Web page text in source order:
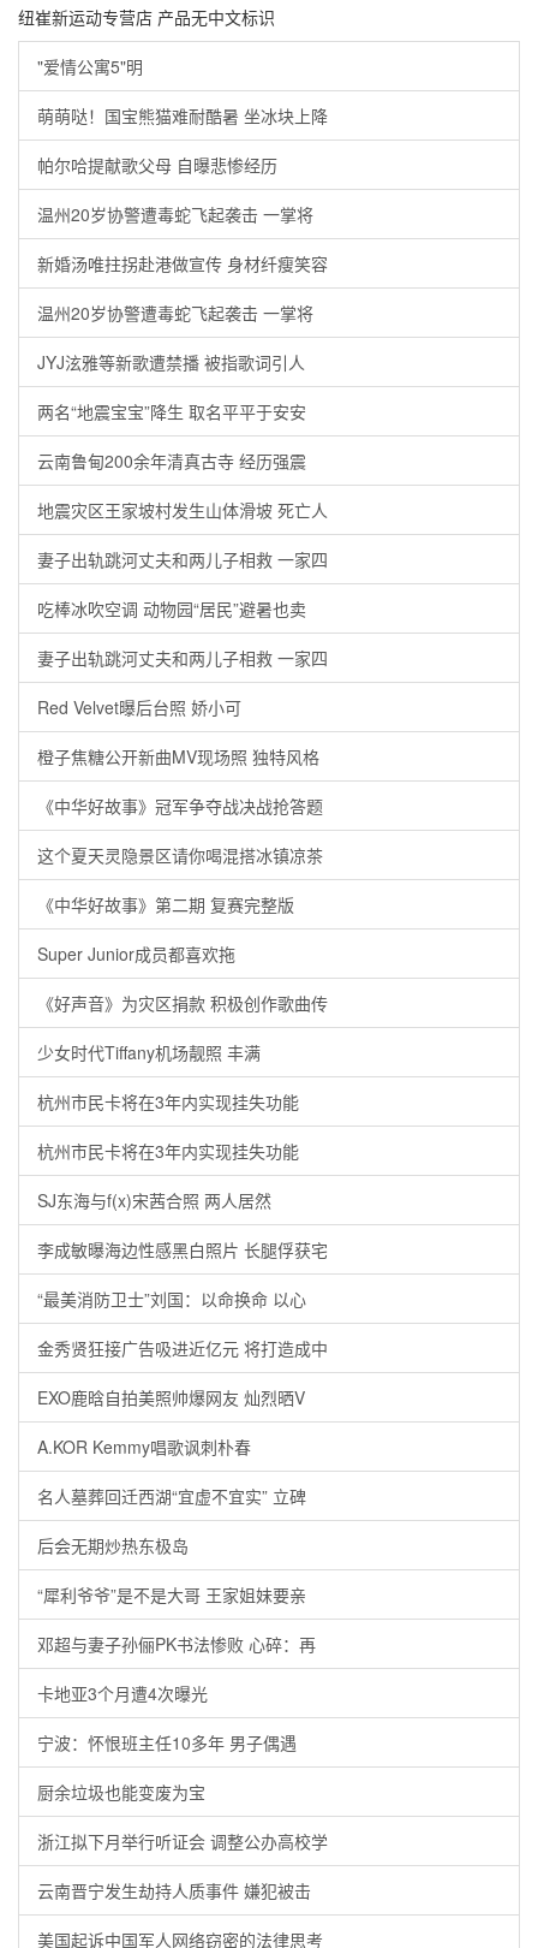
纽崔新运动专营店 产品无中文标识
"爱情公寓5"明
萌萌哒！国宝熊猫难耐酷暑 坐冰块上降
帕尔哈提献歌父母 自曝悲惨经历
温州20岁协警遭毒蛇飞起袭击 一掌将
新婚汤唯拄拐赴港做宣传 身材纤瘦笑容
温州20岁协警遭毒蛇飞起袭击 一掌将
JYJ泫雅等新歌遭禁播 被指歌词引人
两名“地震宝宝”降生 取名平平于安安
云南鲁甸200余年清真古寺 经历强震
地震灾区王家坡村发生山体滑坡 死亡人
妻子出轨跳河丈夫和两儿子相救 一家四
吃棒冰吹空调 动物园“居民”避暑也卖
妻子出轨跳河丈夫和两儿子相救 一家四
Red Velvet曝后台照 娇小可
橙子焦糖公开新曲MV现场照 独特风格
《中华好故事》冠军争夺战决战抢答题
这个夏天灵隐景区请你喝混搭冰镇凉茶
《中华好故事》第二期 复赛完整版
Super Junior成员都喜欢拖
《好声音》为灾区捐款 积极创作歌曲传
少女时代Tiffany机场靓照 丰满
杭州市民卡将在3年内实现挂失功能
杭州市民卡将在3年内实现挂失功能
SJ东海与f(x)宋茜合照 两人居然
李成敏曝海边性感黑白照片 长腿俘获宅
“最美消防卫士”刘国：以命换命 以心
金秀贤狂接广告吸进近亿元 将打造成中
EXO鹿晗自拍美照帅爆网友 灿烈晒V
A.KOR Kemmy唱歌讽刺朴春
名人墓葬回迁西湖“宜虚不宜实” 立碑
后会无期炒热东极岛
“犀利爷爷”是不是大哥 王家姐妹要亲
邓超与妻子孙俪PK书法惨败 心碎：再
卡地亚3个月遭4次曝光
宁波：怀恨班主任10多年 男子偶遇
厨余垃圾也能变废为宝
浙江拟下月举行听证会 调整公办高校学
云南晋宁发生劫持人质事件 嫌犯被击
美国起诉中国军人网络窃密的法律思考